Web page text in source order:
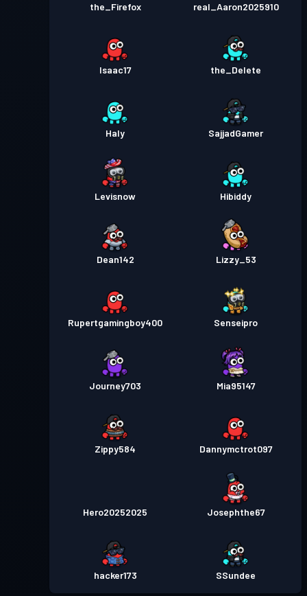
the_Firefox real_Aaron2025910
Isaac17 the_Delete
Haly SajjadGamer
Levisnow Hibiddy
Dean142 Lizzy_53
Rupertgamingboy400 Senseipro
Journey703 Mia95147
Zippy584 Dannymctrot097
Hero20252025 Josephthe67
hacker173 SSundee